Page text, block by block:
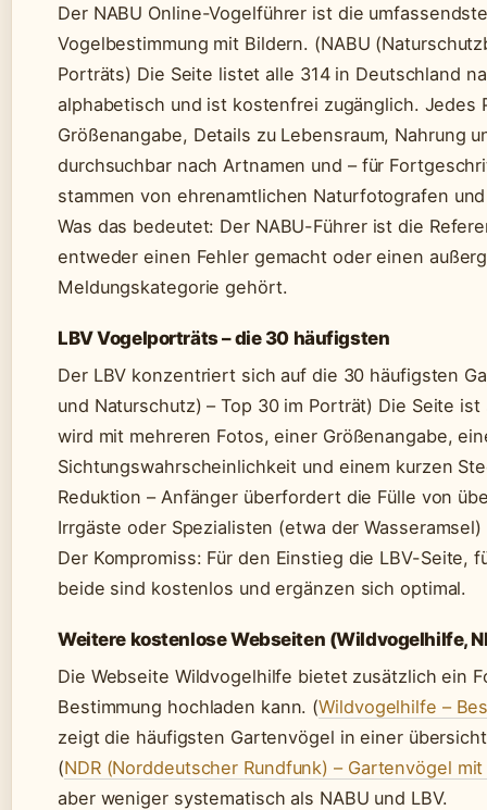
Der NABU Online-Vogelführer ist die
Vogelbestimmung mit Bildern. (NABU
Porträts) Die Seite listet alle 314 in Deutschland
alphabetisch und ist kostenfrei zugänglich. Jedes
Größenangabe, Details zu Lebensraum, Nahrung
durchsuchbar nach Artnamen und – für
stammen von ehrenamtlichen Naturfotografen
Was das bedeutet: Der NABU-Führer ist die
entweder einen Fehler gemacht oder einen
Meldungskategorie gehört.
LBV Vogelporträts – die 30 häufigsten
Der LBV konzentriert sich auf die 30 häufigsten
und Naturschutz) – Top 30 im Porträt) Die Seite
wird mit mehreren Fotos, einer Größenangabe,
Sichtungswahrscheinlichkeit und einem kurzen
Reduktion – Anfänger überfordert die Fülle von
Irrgäste oder Spezialisten (etwa der
Der Kompromiss: Für den Einstieg die LBV-Seite,
beide sind kostenlos und ergänzen sich optimal.
Weitere kostenlose Webseiten (Wildvogelhilfe,
Die Webseite Wildvogelhilfe bietet zusätzlich ein
Bestimmung hochladen kann. (Wildvogelhilfe –
zeigt die häufigsten Gartenvögel in einer
(NDR (Norddeutscher Rundfunk) – Gartenvögel
aber weniger systematisch als NABU und LBV.